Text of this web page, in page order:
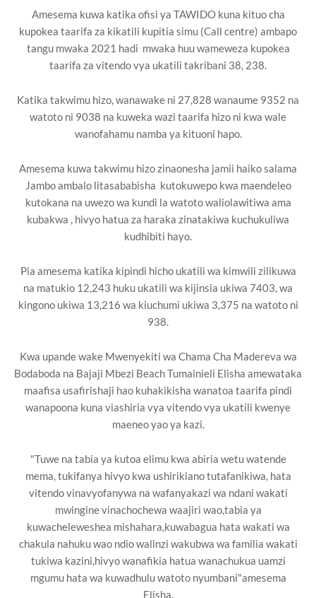
Amesema kuwa katika ofisi ya TAWIDO kuna kituo cha
kupokea taarifa za kikatili kupitia simu (Call centre) ambapo
tangu mwaka 2021 hadi mwaka huu wameweza kupokea
taarifa za vitendo vya ukatili takribani 38, 238.
Katika takwimu hizo, wanawake ni 27,828 wanaume 9352 na
watoto ni 9038 na kuweka wazi taarifa hizo ni kwa wale
wanofahamu namba ya kituoni hapo.
Amesema kuwa takwimu hizo zinaonesha jamii haiko salama
Jambo ambalo litasababisha kutokuwepo kwa maendeleo
kutokana na uwezo wa kundi la watoto waliolawitiwa ama
kubakwa , hivyo hatua za haraka zinatakiwa kuchukuliwa
kudhibiti hayo.
Pia amesema katika kipindi hicho ukatili wa kimwili zilikuwa
na matukio 12,243 huku ukatili wa kijinsia ukiwa 7403, wa
kingono ukiwa 13,216 wa kiuchumi ukiwa 3,375 na watoto ni
938.
Kwa upande wake Mwenyekiti wa Chama Cha Madereva wa
Bodaboda na Bajaji Mbezi Beach Tumainieli Elisha amewataka
maafisa usafirishaji hao kuhakikisha wanatoa taarifa pindi
wanapoona kuna viashiria vya vitendo vya ukatili kwenye
maeneo yao ya kazi.
"Tuwe na tabia ya kutoa elimu kwa abiria wetu watende
mema, tukifanya hivyo kwa ushirikiano tutafanikiwa, hata
vitendo vinavyofanywa na wafanyakazi wa ndani wakati
mwingine vinachochewa waajiri wao,tabia ya
kuwacheleweshea mishahara,kuwabagua hata wakati wa
chakula nahuku wao ndio walinzi wakubwa wa familia wakati
tukiwa kazini,hivyo wanafikia hatua wanachukua uamzi
mgumu hata wa kuwadhulu watoto nyumbani"amesema
Elisha.